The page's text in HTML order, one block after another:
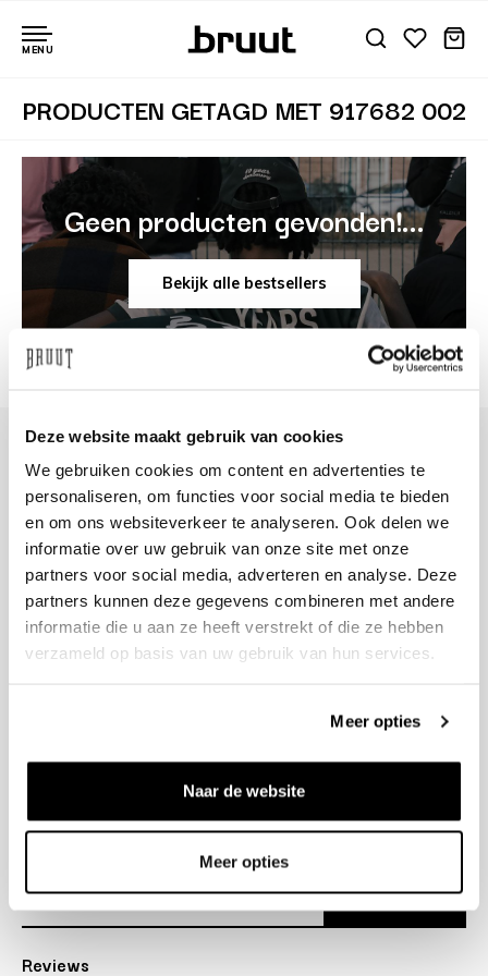
Deze website maakt gebruik van cookies
We gebruiken cookies om content en advertenties te
personaliseren, om functies voor social media te bieden
en om ons websiteverkeer te analyseren. Ook delen we
informatie over uw gebruik van onze site met onze
partners voor social media, adverteren en analyse. Deze
partners kunnen deze gegevens combineren met andere
informatie die u aan ze heeft verstrekt of die ze hebben
verzameld op basis van uw gebruik van hun services.
Meer opties
Naar de website
Meer opties
MENU
PRODUCTEN GETAGD MET 917682 002
Geen producten gevonden!...
Bekijk alle bestsellers
+31 23 205 2006
info@bruut.nl
Contact Formulier
Open tot 18:30
OPENINGSTIJDEN
Over ons
Reviews